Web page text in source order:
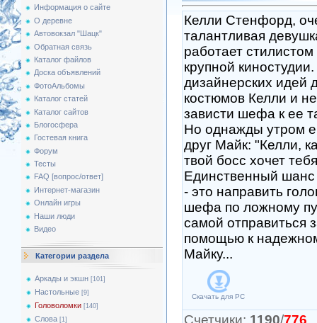
Информация о сайте
О деревне
Автовокзал "Шацк"
Обратная связь
Каталог файлов
Доска объявлений
ФотоАльбомы
Каталог статей
Каталог сайтов
Блогосфера
Гостевая книга
Форум
Тесты
FAQ [вопрос/ответ]
Интернет-магазин
Онлайн игры
Наши люди
Видео
Категории раздела
Аркады и экшн [101]
Настольные [9]
Головоломки [140]
Слова [1]
Келли Стенфорд,
талантливая
работает стилистом
крупной
дизайнерских идей
костюмов Келли и
зависти шефа к ее
Но однажды утром
друг Майк: "Келли,
твой босс хочет
Единственный шанс
- это направить
шефа по ложному
самой отправиться
помощью к
Майку...
Скачать для PC